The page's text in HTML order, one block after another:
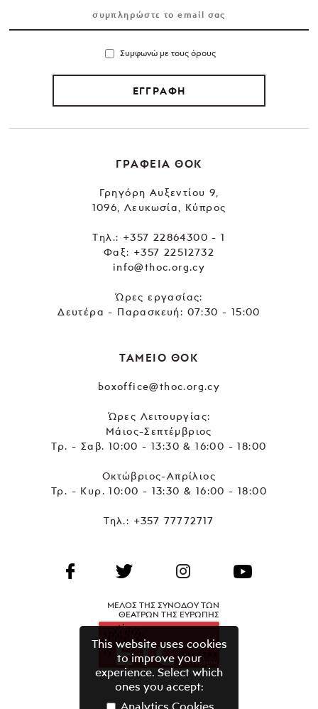
Συμφωνώ με τους όρους
ΕΓΓΡΑΦΗ
ΓΡΑΦΕΙΑ ΘΟΚ
Γρηγόρη Αυξεντίου 9,
1096, Λευκωσία, Κύπρος
Tηλ.: +357 22864300 - 1
Φαξ: +357 22512732
info@thoc.org.cy
Ώρες εργασίας:
Δευτέρα - Παρασκευή: 07:30 - 15:00
ΤΑΜΕΙΟ ΘΟΚ
boxoffice@thoc.org.cy
Ώρες Λειτουργίας:
Μάιος-Σεπτέμβριος
Τρ. - Σαβ. 10:00 - 13:30 & 16:00 - 18:00
Οκτώβριος-Απρίλιος
Τρ. - Κυρ. 10:00 - 13:30 & 16:00 - 18:00
Τηλ.: +357 77772717
ΜΕΛΟΣ ΤΗΣ ΣΥΝΟΔΟΥ ΤΩΝ
ΘΕΑΤΡΩΝ ΤΗΣ ΕΥΡΩΠΗΣ
This website uses cookies
to improve your
experience. Select which
ones you accept:
Analytics Cookies